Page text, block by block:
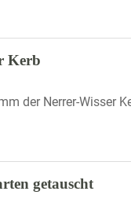
Kerb
der Nerrer-Wisser
getauscht